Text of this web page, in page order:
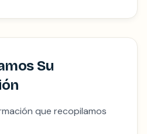
Su
que recopilamos